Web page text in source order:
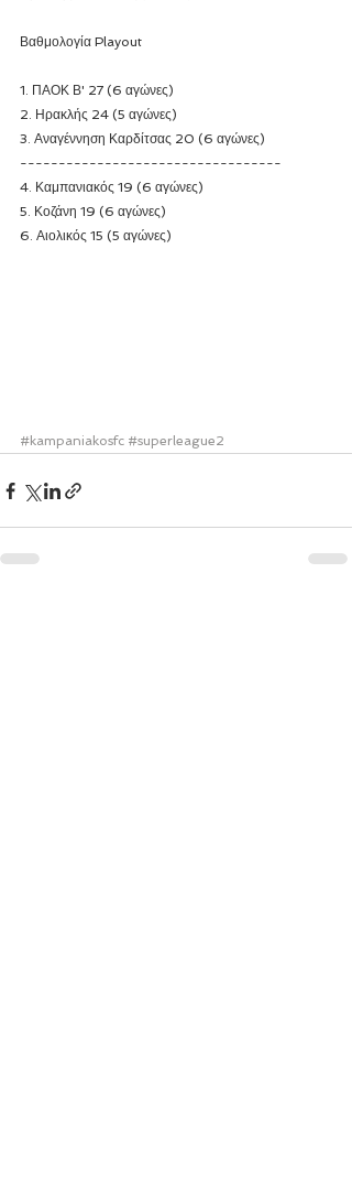
Βαθμολογία Playout
1. ΠΑΟΚ Β' 27 (6 αγώνες)
2. Ηρακλής 24 (5 αγώνες)
3. Αναγέννηση Καρδίτσας 20 (6 αγώνες)
----------------------------------
4. Καμπανιακός 19 (6 αγώνες)
5. Κοζάνη 19 (6 αγώνες)
6. Αιολικός 15 (5 αγώνες)
#kampaniakosfc #superleague2